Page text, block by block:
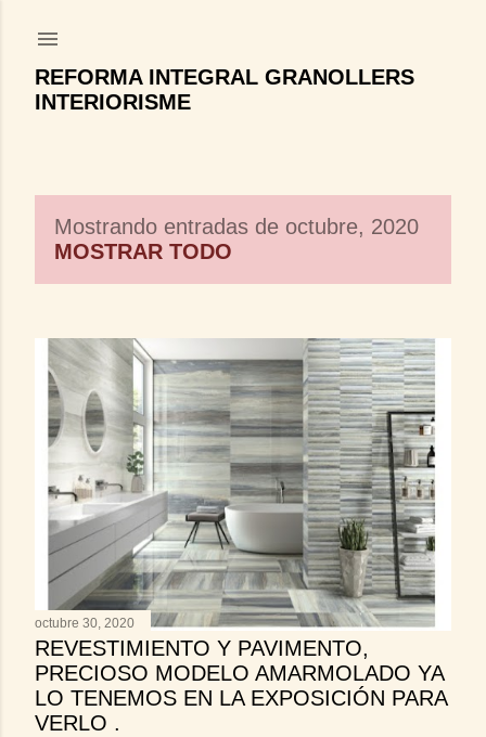
REFORMA INTEGRAL GRANOLLERS
INTERIORISME
E
n
r
a
d
a
s
Mostrando entradas de octubre, 2020
MOSTRAR TODO
octubre 30, 2020
REVESTIMIENTO Y PAVIMENTO,
PRECIOSO MODELO AMARMOLADO YA
LO TENEMOS EN LA EXPOSICIÓN PARA
VERLO .